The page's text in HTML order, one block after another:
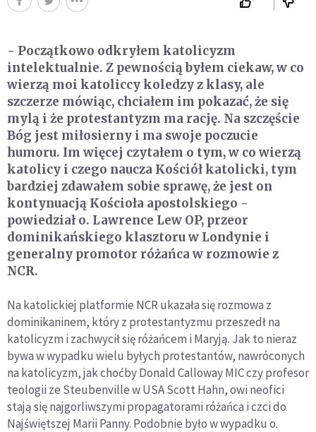
- Początkowo odkryłem katolicyzm
intelektualnie. Z pewnością byłem ciekaw, w co
wierzą moi katoliccy koledzy z klasy, ale
szczerze mówiąc, chciałem im pokazać, że się
mylą i że protestantyzm ma rację. Na szczęście
Bóg jest miłosierny i ma swoje poczucie
humoru. Im więcej czytałem o tym, w co wierzą
katolicy i czego naucza Kościół katolicki, tym
bardziej zdawałem sobie sprawę, że jest on
kontynuacją Kościoła apostolskiego -
powiedział o. Lawrence Lew OP, przeor
dominikańskiego klasztoru w Londynie i
generalny promotor różańca w rozmowie z
NCR.
Na katolickiej platformie NCR ukazała się rozmowa z
dominikaninem, który z protestantyzmu przeszedł na
katolicyzm i zachwycił się różańcem i Maryją. Jak to nieraz
bywa w wypadku wielu byłych protestantów, nawróconych
na katolicyzm, jak choćby Donald Calloway MIC czy profesor
teologii ze Steubenville w USA Scott Hahn, owi neofici
stają się najgorliwszymi propagatorami różańca i czci do
Najświętszej Marii Panny. Podobnie było w wypadku o.